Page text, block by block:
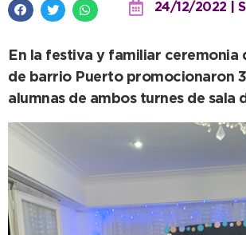
24/12/2022 |
En la festiva y familiar ceremonia
de barrio Puerto promocionaron
alumnas de ambos turnes de sala